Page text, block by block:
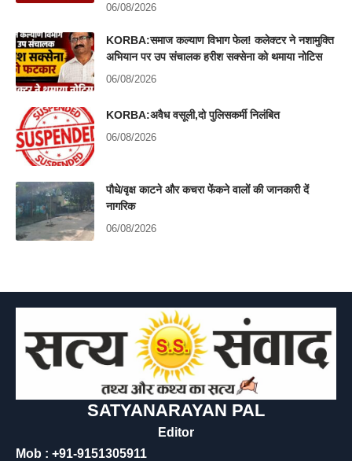
06/08/2026
KORBA:समाज कल्याण विभाग फेल! कलेक्टर ने नशामुक्ति
अभियान पर उप संचालक हरीश सक्सेना को थमाया नोटिस
06/08/2026
KORBA:अवैध वसूली,दो पुलिसकर्मी निलंबित
06/08/2026
पौधे/वृक्ष काटने और कचरा फेंकने वालों की जानकारी दें
नागरिक
06/08/2026
SATYANARAYAN PAL
Editor
Mob : +91-9151305911